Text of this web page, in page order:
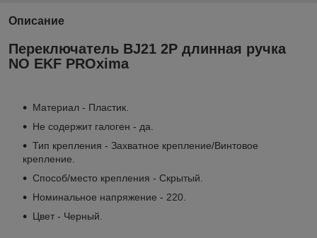
Описание
Переключатель BJ21 2P длинная ручка
NO EKF PROxima
Материал - Пластик.
Не содержит галоген - да.
Тип крепления - Захватное крепление/Винтовое
крепление.
Способ/место крепления - Скрытый.
Номинальное напряжение - 220.
Цвет - Черный.